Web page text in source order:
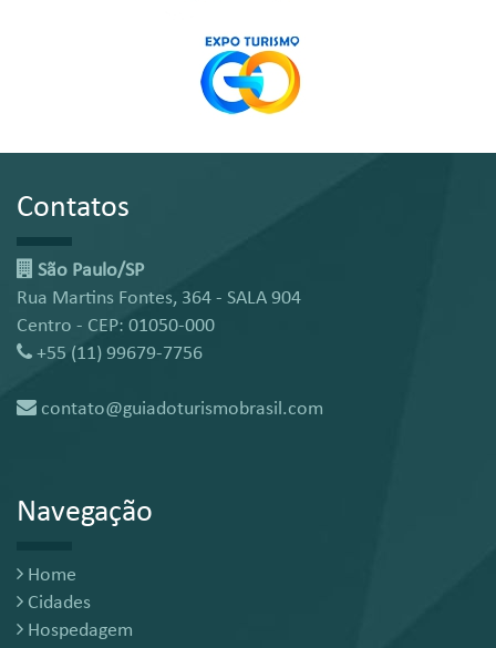
Contatos
São Paulo/SP
Rua Martins Fontes, 364 - SALA 904
Centro - CEP: 01050-000
+55 (11) 99679-7756
contato@guiadoturismobrasil.com
Navegação
Home
Cidades
Hospedagem